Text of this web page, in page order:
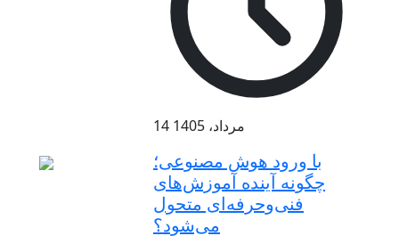
14 مرداد، 1405
با ورود هوش مصنوعی؛
چگونه آینده آموزش‌های
فنی‌وحرفه‌ای متحول
می‌شود؟